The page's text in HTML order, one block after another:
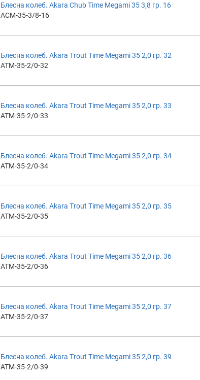
Блесна колеб. Akara Chub Time Megami 35 3,8 гр. 16
ACM-35-3/8-16
Блесна колеб. Akara Trout Time Megami 35 2,0 гр. 32
ATM-35-2/0-32
Блесна колеб. Akara Trout Time Megami 35 2,0 гр. 33
ATM-35-2/0-33
Блесна колеб. Akara Trout Time Megami 35 2,0 гр. 34
ATM-35-2/0-34
Блесна колеб. Akara Trout Time Megami 35 2,0 гр. 35
ATM-35-2/0-35
Блесна колеб. Akara Trout Time Megami 35 2,0 гр. 36
ATM-35-2/0-36
Блесна колеб. Akara Trout Time Megami 35 2,0 гр. 37
ATM-35-2/0-37
Блесна колеб. Akara Trout Time Megami 35 2,0 гр. 39
ATM-35-2/0-39